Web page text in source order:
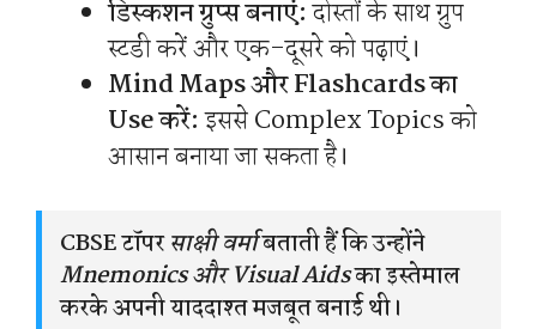
डिस्कशन ग्रुप्स बनाएं:दोस्तों के साथ ग्रुप
स्टडी करें और एक-दूसरे को पढ़ाएं।
Mind Maps और Flashcards का
Use करें:इससे Complex Topics को
आसान बनाया जा सकता है।
CBSE टॉपरसाक्षी वर्माबताती हैं कि उन्होंने
Mnemonics और Visual Aidsका इस्तेमाल
करके अपनी याददाश्त मजबूत बनाई थी।